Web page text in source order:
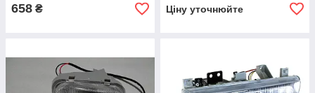
658 ₴ Ціну уточнюйте